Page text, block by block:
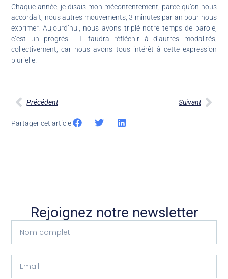
Chaque année, je disais mon mécontentement, parce qu’on nous
accordait, nous autres mouvements, 3 minutes par an pour nous
exprimer. Aujourd’hui, nous avons triplé notre temps de parole,
c’est un progrès ! Il faudra réfléchir à d’autres modalités,
collectivement, car nous avons tous intérêt à cette expression
plurielle.
Précédent Suivant
Partager cet article
Rejoignez notre newsletter